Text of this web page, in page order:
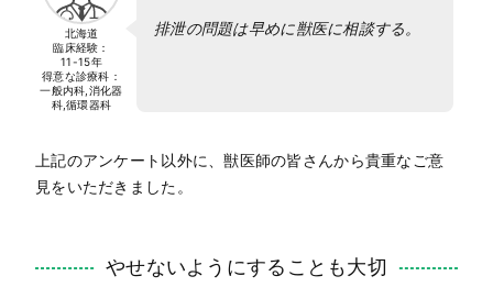
北海道
臨床経験：
11-15年
得意な診療科：
一般内科,消化器
科,循環器科
排泄の問題は早めに獣医に相談する。
上記のアンケート以外に、獣医師の皆さんから貴重なご意
見をいただきました。
やせないようにすることも大切